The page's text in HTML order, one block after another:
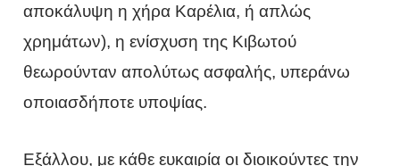
αποκάλυψη η χήρα Καρέλια, ή απλώς
χρημάτων), η ενίσχυση της Κιβωτού
θεωρούνταν απολύτως ασφαλής, υπεράνω
οποιασδήποτε υποψίας.
Εξάλλου, με κάθε ευκαιρία οι διοικούντες την